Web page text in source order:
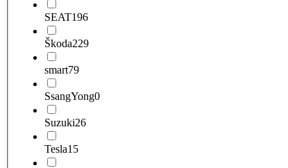
SEAT196
Škoda229
smart79
SsangYong0
Suzuki26
Tesla15